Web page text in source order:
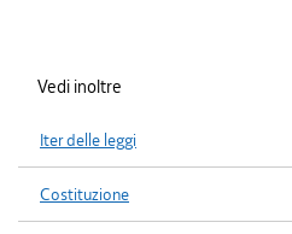
Vedi inoltre
Iter delle leggi
Costituzione